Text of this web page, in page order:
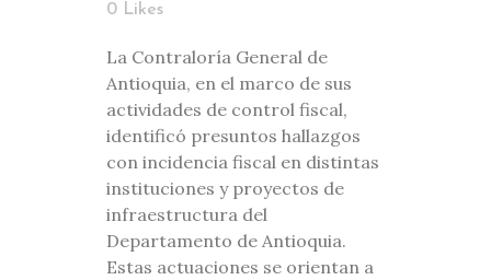
0 Likes
La Contraloría General de
Antioquia, en el marco de sus
actividades de control fiscal,
identificó presuntos hallazgos
con incidencia fiscal en distintas
instituciones y proyectos de
infraestructura del
Departamento de Antioquia.
Estas actuaciones se orientan a